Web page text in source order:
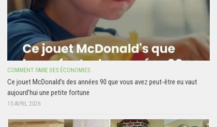
COMMENT FAIRE DES ÉCONOMIES
Ce jouet McDonald’s des années 90 que vous avez peut-être eu vaut
aujourd’hui une petite fortune
15 AVRIL 2026